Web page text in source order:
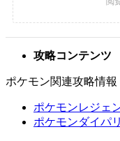
攻略コンテンツ
ポケモン関連攻略情報
ポケモンレジェ
ポケモンダイパ